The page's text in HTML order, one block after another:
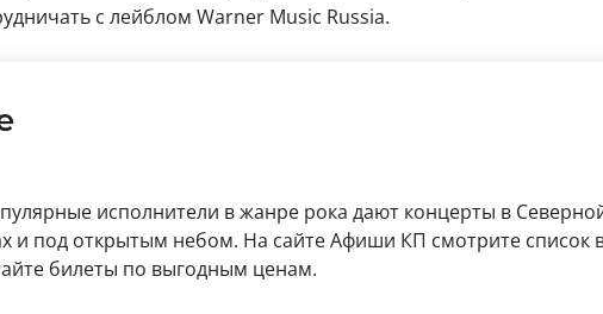
с лейблом Warner Music Russia.
исполнители в жанре рока дают концерты в
и под открытым небом. На сайте Афиши КП смотрите список
билеты по выгодным ценам.